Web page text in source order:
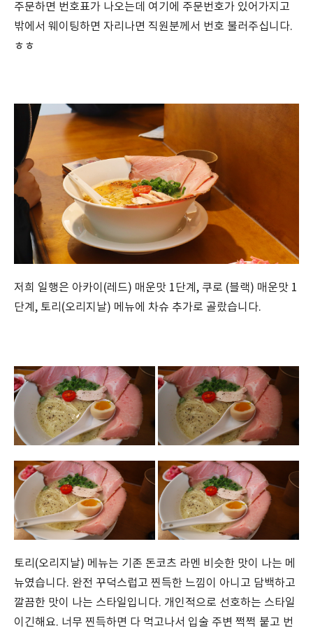
주문하면 번호표가 나오는데 여기에 주문번호가 있어가지고
밖에서 웨이팅하면 자리나면 직원분께서 번호 불러주십니다.
ㅎㅎ
저희 일행은 아카이(레드) 매운맛 1단계, 쿠로 (블랙) 매운맛 1
단계, 토리(오리지날) 메뉴에 차슈 추가로 골랐습니다.
토리(오리지날) 메뉴는 기존 돈코츠 라멘 비슷한 맛이 나는 메
뉴였습니다. 완전 꾸덕스럽고 찐득한 느낌이 아니고 담백하고
깔끔한 맛이 나는 스타일입니다. 개인적으로 선호하는 스타일
이긴해요. 너무 찐득하면 다 먹고나서 입술 주변 쩍쩍 붙고 번